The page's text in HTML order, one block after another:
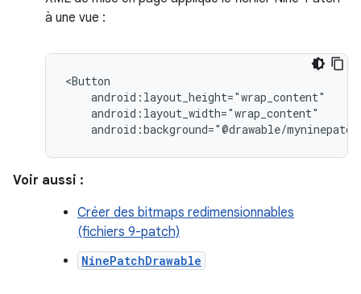
à une vue :
android:background="@drawable/
Voir aussi :
Créer des bitmaps redimensionnables
(fichiers 9-patch)
NinePatchDrawable